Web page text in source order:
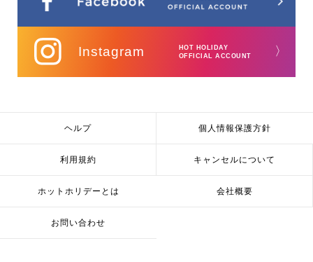
Instagram
HOT HOLIDAY
OFFICIAL ACCOUNT
〉
ヘルプ 個人情報保護方針
利用規約 キャンセルについて
ホットホリデーとは 会社概要
お問い合わせ